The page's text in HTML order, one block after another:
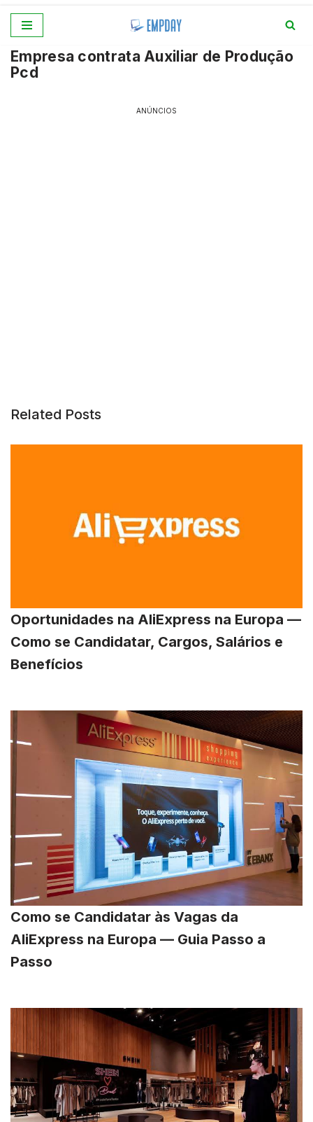
para
o
Empresa contrata Auxiliar de Produção
Pcd
ANÚNCIOS
Related Posts
Oportunidades na AliExpress na Europa —
Como se Candidatar, Cargos, Salários e
Benefícios
Como se Candidatar às Vagas da
AliExpress na Europa — Guia Passo a
Passo